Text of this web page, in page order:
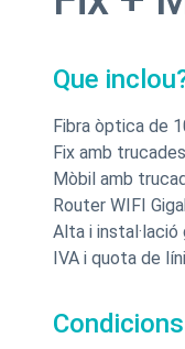
Que
Fibra òptica de
Fix amb
Mòbil amb
Router WIFI
Alta i
IVA i quota de
Condicions